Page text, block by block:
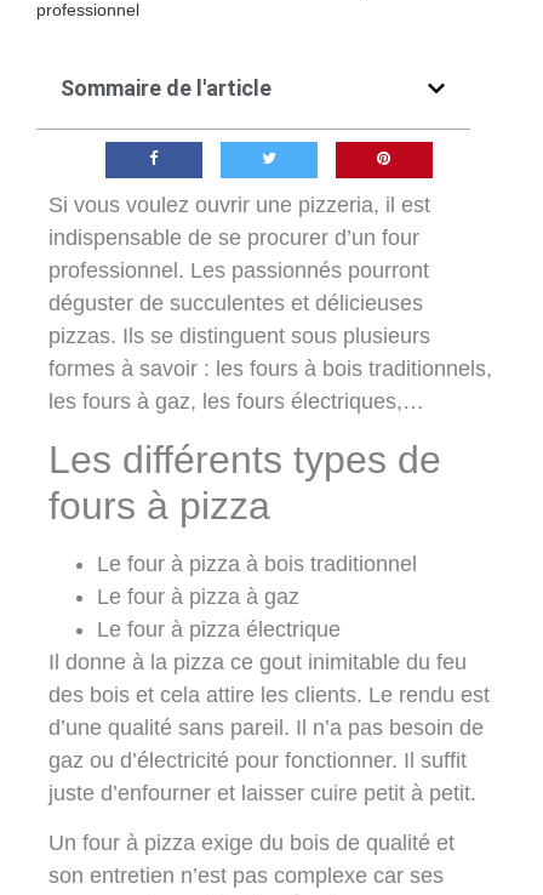
professionnel
Sommaire de l'article
Si vous voulez ouvrir une pizzeria, il est
indispensable de se procurer d’un four
professionnel. Les passionnés pourront
déguster de succulentes et délicieuses
pizzas. Ils se distinguent sous plusieurs
formes à savoir : les fours à bois traditionnels,
les fours à gaz, les fours électriques,…
Les différents types de
fours à pizza
Le four à pizza à bois traditionnel
Le four à pizza à gaz
Le four à pizza électrique
Il donne à la pizza ce gout inimitable du feu
des bois et cela attire les clients. Le rendu est
d’une qualité sans pareil. Il n’a pas besoin de
gaz ou d’électricité pour fonctionner. Il suffit
juste d’enfourner et laisser cuire petit à petit.
Un four à pizza exige du bois de qualité et
son entretien n’est pas complexe car ses